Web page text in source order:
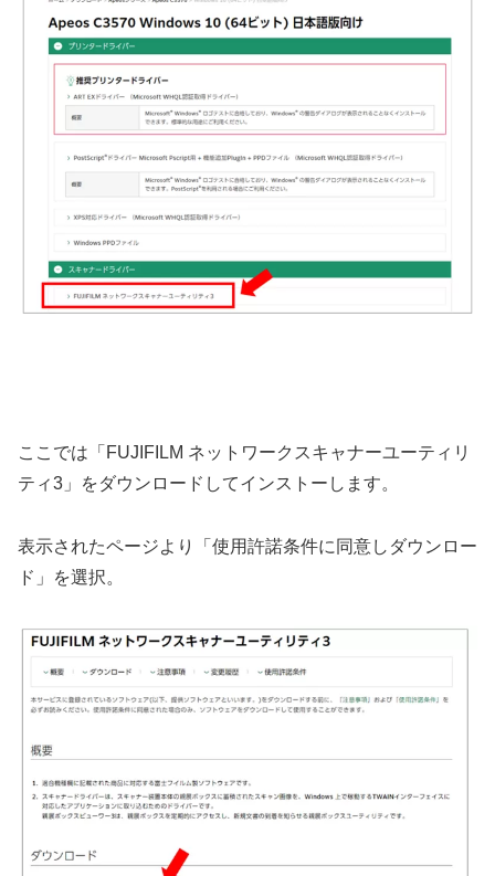
ここでは「FUJIFILM ネットワークスキャナーユーティリ
ティ3」をダウンロードしてインストーします。
表示されたページより「使用許諾条件に同意しダウンロー
ド」を選択。